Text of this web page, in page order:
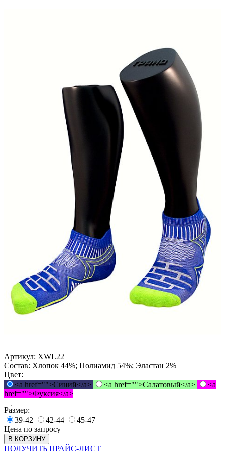
Артикул: XWL22
Состав: Хлопок 44%; Полиамид 54%; Эластан 2%
Цвет:
<a href="">Синий</a>
<a href="">Салатовый</a>
<a
href="">Фуксия</a>
Размер:
39-42
42-44
45-47
Цена по запросу
В КОРЗИНУ
ПОЛУЧИТЬ ПРАЙС-ЛИСТ